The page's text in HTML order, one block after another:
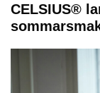
CELSIUS®